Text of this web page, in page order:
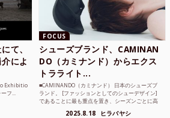
て、
によ
Exhibitio
フ...
FOCUS
シューズブランド、CAMINAN
DO（カミナンド）からエクス
トラライト...
■CAMINANDO（カミナンド） 日本のシューズブ
ランド。 [ファッションとしてのシューデザイン]
であることに最も重点を置き、シーズンごとに高
2025.8.18 ヒラバヤシ